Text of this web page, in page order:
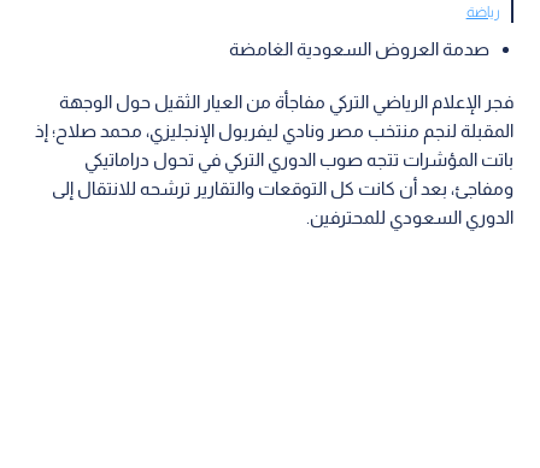
رياضة
صدمة العروض السعودية الغامضة
فجر الإعلام الرياضي التركي مفاجأة من العيار الثقيل حول الوجهة
المقبلة لنجم منتخب مصر ونادي ليفربول الإنجليزي، محمد صلاح؛ إذ
باتت المؤشرات تتجه صوب الدوري التركي في تحول دراماتيكي
ومفاجئ، بعد أن كانت كل التوقعات والتقارير ترشحه للانتقال إلى
الدوري السعودي للمحترفين.